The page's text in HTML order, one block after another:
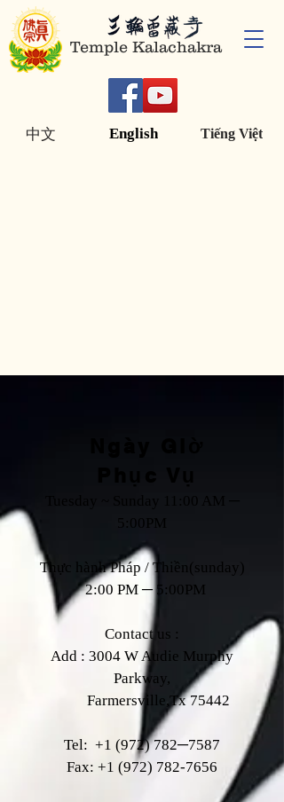
Temple Kalachakra
English Tiếng Việt
中文
5:00PM
Thực hành Pháp / Thiền(sunday)
2:00 PM ─ 5:00PM
Contact us :
Add : 3004 W Audie Murphy
Parkway,
Farmersville,Tx 75442
Tel: +1 (972) 782─7587
Fax: +1 (972) 782-7656